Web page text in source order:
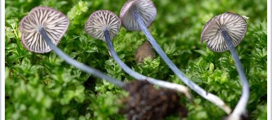
ПРОВЕРОЧНЫЙ ЛИСТ,
ПРИМЕНЯЕМЫЙ ПРИ
ОСУЩЕСТВЛЕНИИ
ГОСУДАРСТВЕННОГО
ОБЛАСТИ ОХРАНЫ И
ИСПОЛЬЗОВАНИЯ ООПТ
ФЕДЕРАЛЬНОГО ЗНАЧЕНИЯ
ПРОГРАММА ПРОФИЛАКТИКИ
РИСКОВ ПРИЧИНЕНИЯ
ПЛАН ПРОВЕДЕНИЯ
КОНТРОЛЬНЫХ
МЕРОПРИЯТИЙ